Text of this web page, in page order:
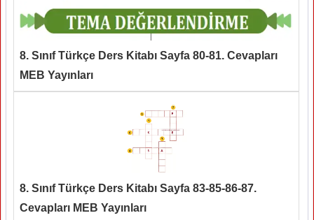
8. Sınıf Türkçe Ders Kitabı Sayfa 80-81. Cevapları
MEB Yayınları
8. Sınıf Türkçe Ders Kitabı Sayfa 83-85-86-87.
Cevapları MEB Yayınları